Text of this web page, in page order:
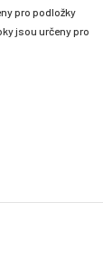
pro podložky
jsou určeny pro